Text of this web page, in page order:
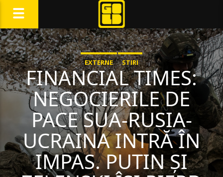
EXTERNE STIRI
FINANCIAL TIMES:
NEGOCIERILE DE
PACE SUA-RUSIA-
UCRAINA INTRĂ ÎN
IMPAS. PUTIN ȘI